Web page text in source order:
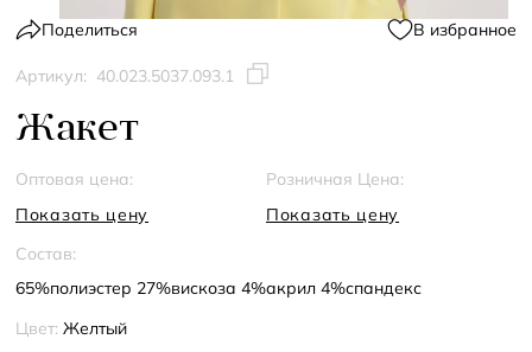
Поделиться В избранное
Артикул: 40.023.5037.093.1
Жакет
Оптовая цена:
Показать цену
Розничная Цена:
Показать цену
Состав:
65%полиэстер 27%вискоза 4%акрил 4%спандекс
Цвет: Желтый